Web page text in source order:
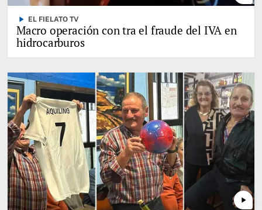
play_arrow EL FIELATO TV
Macro operación con tra el fraude del IVA en
hidrocarburos
play_arrow